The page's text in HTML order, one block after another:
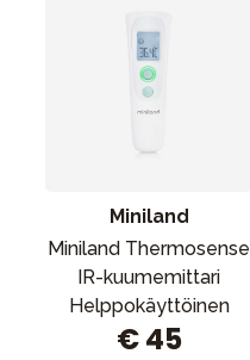
Miniland
Miniland Thermosense
IR-kuumemittari
Helppokäyttöinen
€ 45